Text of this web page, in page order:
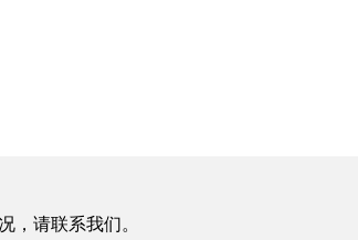
，请联系我们。